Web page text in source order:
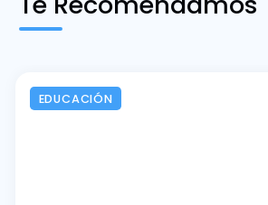
EDUCACIÓN